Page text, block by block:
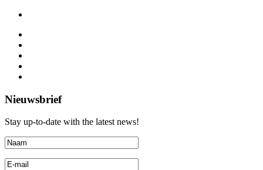
Nieuwsbrief
Stay up-to-date with the latest news!